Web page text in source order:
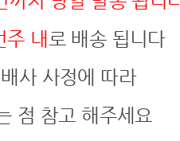
주 내로 배송 됩니다
사 사정에 따라
점 참고 해주세요